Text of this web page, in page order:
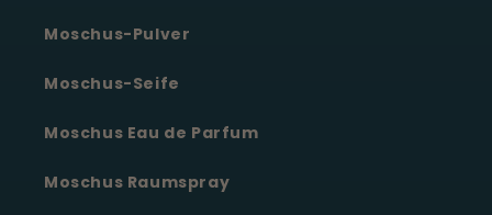
Moschus-Pulver
Moschus-Seife
Moschus Eau de Parfum
Moschus Raumspray